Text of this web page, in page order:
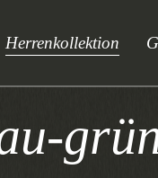
Herrenkollektion